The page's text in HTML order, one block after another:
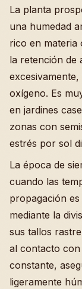
La planta
una humedad
rico en materia
la retención de
oxígeno. Es
en jardines
zonas con
estrés por sol
La época de
cuando las
propagación
mediante la
sus tallos
al contacto
constante,
ligeramente